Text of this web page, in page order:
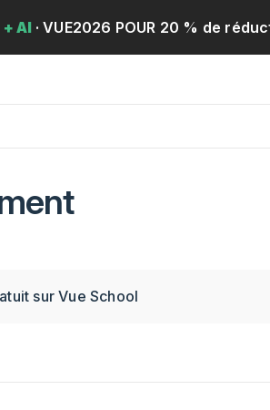
AI · VUE2026 POUR 20 % de
sur Vue School